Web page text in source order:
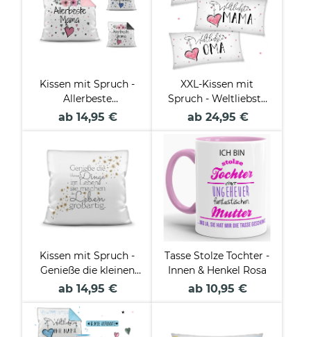
Kissen mit Spruch -
Allerbeste
Familienmitglieder
ab 14,95 €
XXL-Kissen mit
Spruch - Weltliebste
Lieblingsmensch für
ab 24,95 €
Kissen mit Spruch -
Genieße die kleinen
Dinge
ab 14,95 €
Tasse Stolze Tochter -
Innen & Henkel Rosa
ab 10,95 €